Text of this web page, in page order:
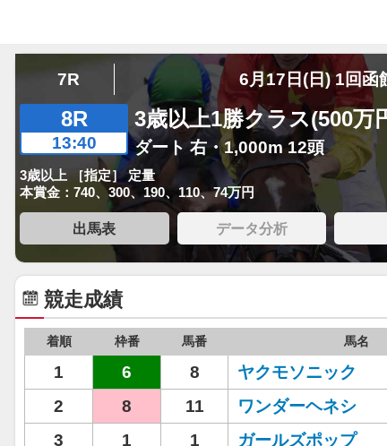
7R 6月17日(日) 1回函
8R
13:40
3歳以上1勝クラス(500万
ダート 右・1,000m 12頭
3歳以上 ［指定］ 定量
本賞金：740、300、190、110、74万円
出馬表 データ分析
競走成績
着順 枠番 馬番 馬名
1 6 8 ヤクモソニック
2
8 11 ワンダーヘネシ
3
1 1 ガールズポップ